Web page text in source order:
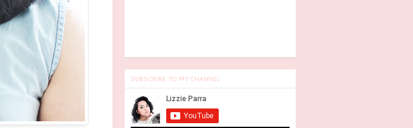
SUBSCRIBE TO MY CHANNEL